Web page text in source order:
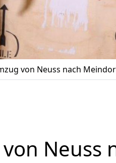
von Neuss nach
Neuss